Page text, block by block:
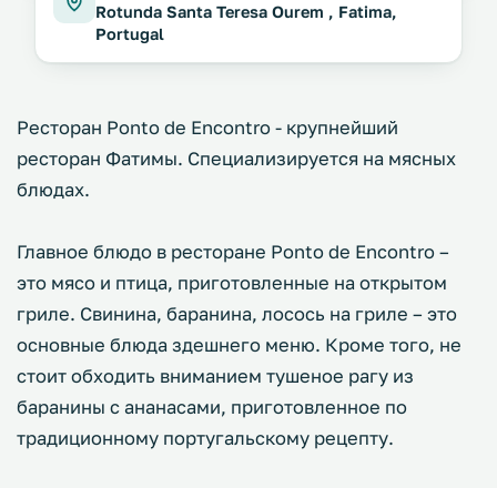
Rotunda Santa Teresa Ourem , Fatima,
Portugal
Ресторан Ponto de Encontro - крупнейший
ресторан Фатимы. Специализируется на мясных
блюдах.
Главное блюдо в ресторане Ponto de Encontro –
это мясо и птица, приготовленные на открытом
гриле. Свинина, баранина, лосось на гриле – это
основные блюда здешнего меню. Кроме того, не
стоит обходить вниманием тушеное рагу из
баранины с ананасами, приготовленное по
традиционному португальскому рецепту.